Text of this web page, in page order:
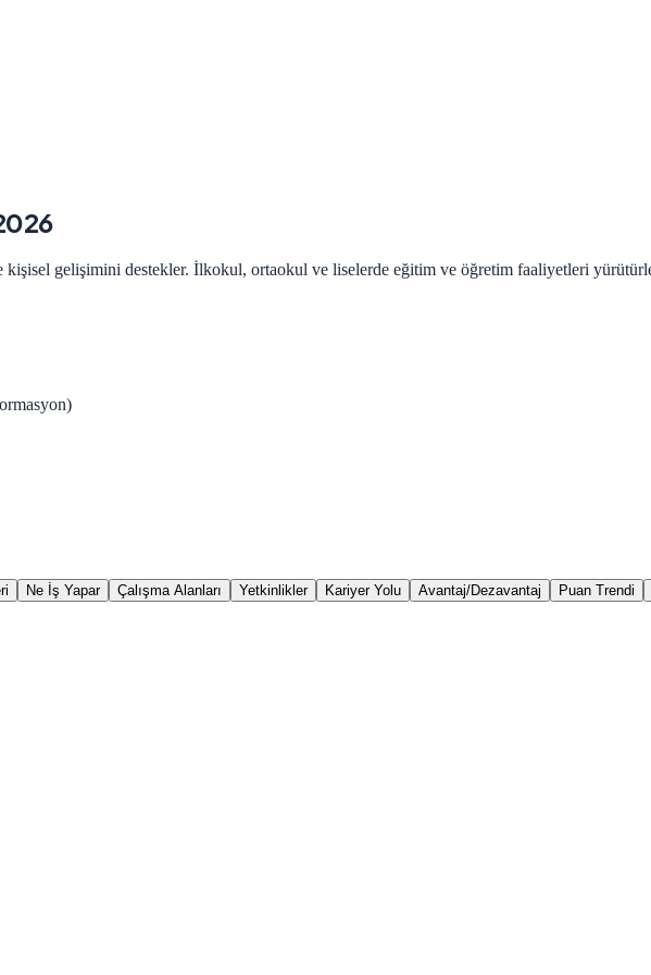
kişisel gelişimini destekler. İlkokul, ortaokul ve liselerde eğitim ve öğretim faaliyetleri
Ne İş Yapar Çalışma Alanları Yetkinlikler Kariyer Yolu Avantaj/Dezavantaj Puan Trendi